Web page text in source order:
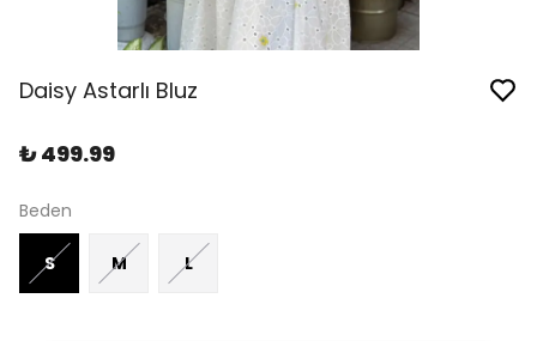
Daisy Astarlı Bluz
₺ 499.99
Beden
S M L